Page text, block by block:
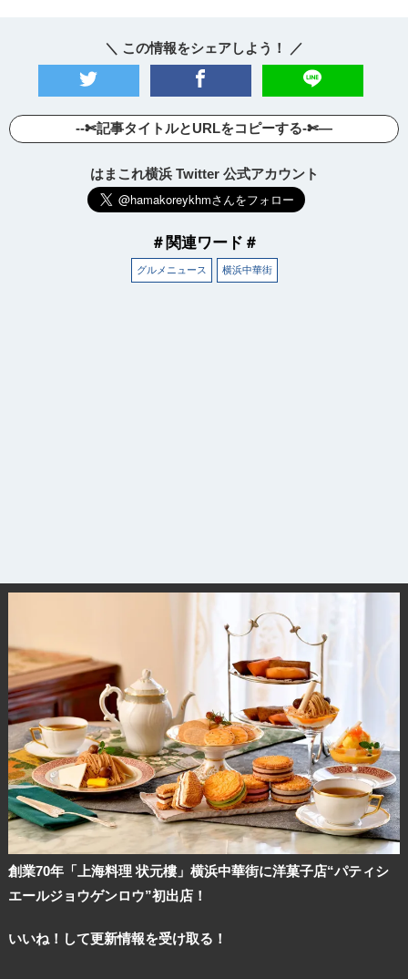
＼ この情報をシェアしよう！ ／
--✄記事タイトルとURLをコピーする-✄—
はまこれ横浜 Twitter 公式アカウント
＃関連ワード＃
グルメニュース 横浜中華街
創業70年「上海料理 状元樓」横浜中華街に洋菓子店“パティシ
エールジョウゲンロウ”初出店！
いいね！して更新情報を受け取る！